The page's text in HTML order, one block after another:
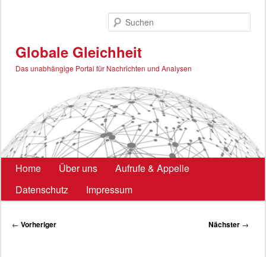
Globale Gleichheit
Das unabhängige Portal für Nachrichten und Analysen
Hauptmenü
Home Über uns
Aufrufe & Appelle
Datenschutz
Impressum
Beitragsnavigation
← Vorheriger Nächster →